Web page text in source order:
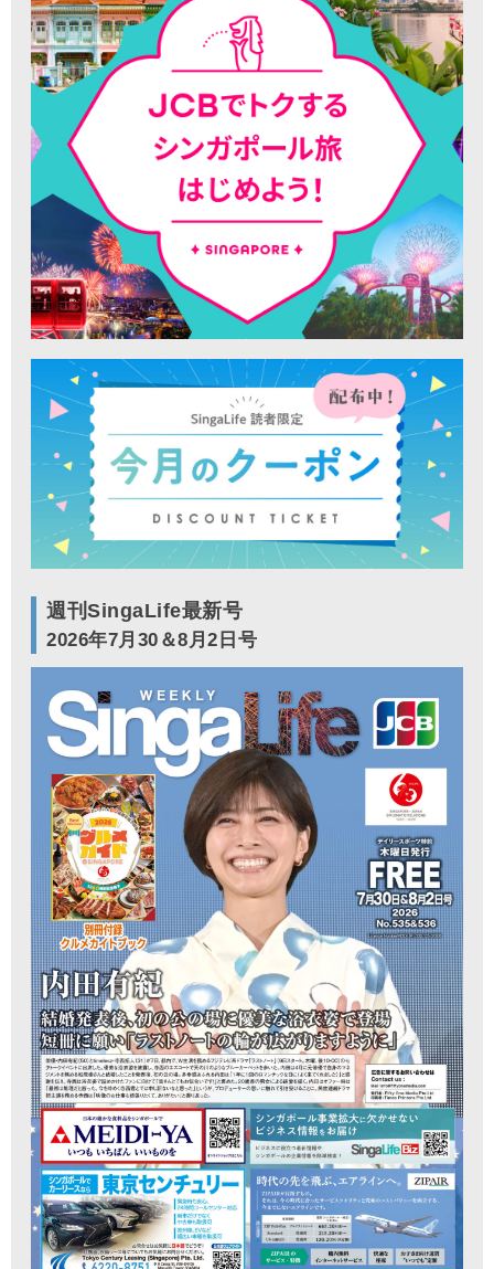
週刊SingaLife最新号
2026年7月30＆8月2日号